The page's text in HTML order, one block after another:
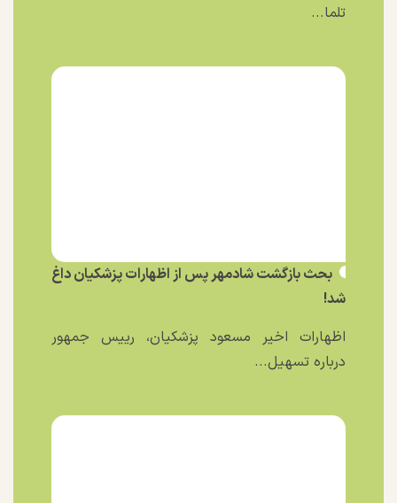
تلما...
بحث بازگشت شادمهر پس از اظهارات پزشکیان داغ
شد!
اظهارات اخیر مسعود پزشکیان، رییس جمهور
درباره تسهیل...